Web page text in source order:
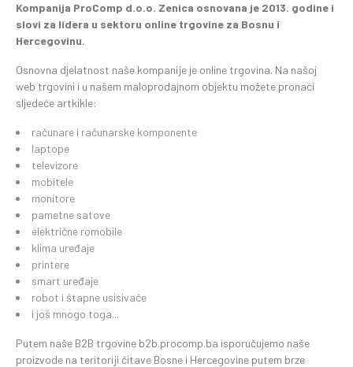
Kompanija ProComp d.o.o. Zenica osnovana je 2013. godine i
slovi za lidera u sektoru online trgovine za Bosnu i
Hercegovinu.
Osnovna djelatnost naše kompanije je online trgovina. Na našoj
web trgovini i u našem maloprodajnom objektu možete pronaći
sljedeće artkikle:
računare i računarske komponente
laptope
televizore
mobitele
monitore
pametne satove
električne romobile
klima uređaje
printere
smart uređaje
robot i štapne usisivače
i još mnogo toga...
Putem naše B2B trgovine b2b.procomp.ba isporučujemo naše
proizvode na teritoriji čitave Bosne i Hercegovine putem brze